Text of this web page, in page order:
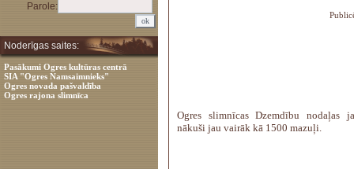
Parole:
Noderīgas saites:
Pasākumi Ogres kultūras centrā
SIA "Ogres Namsaimnieks"
Ogres novada pašvaldība
Ogres rajona slimnīca
Ogres slimnīcas Dzemdību nodaļas
nākuši jau vairāk kā 1500 mazuļi.